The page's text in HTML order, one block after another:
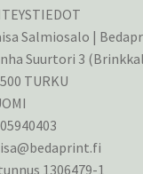
Salmiosalo |
Suurtori 3
TURKU
1306479-1